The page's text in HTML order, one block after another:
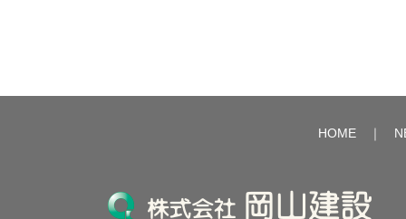
HOME｜